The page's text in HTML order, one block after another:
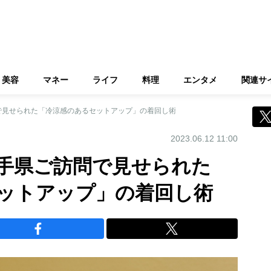
美容 マネー ライフ 料理 エンタメ 関連サ
せられた「冷涼感のあるセットアップ」の着回し術
2023.06.12 11:00
県ご訪問で見せられた
トアップ」の着回し術